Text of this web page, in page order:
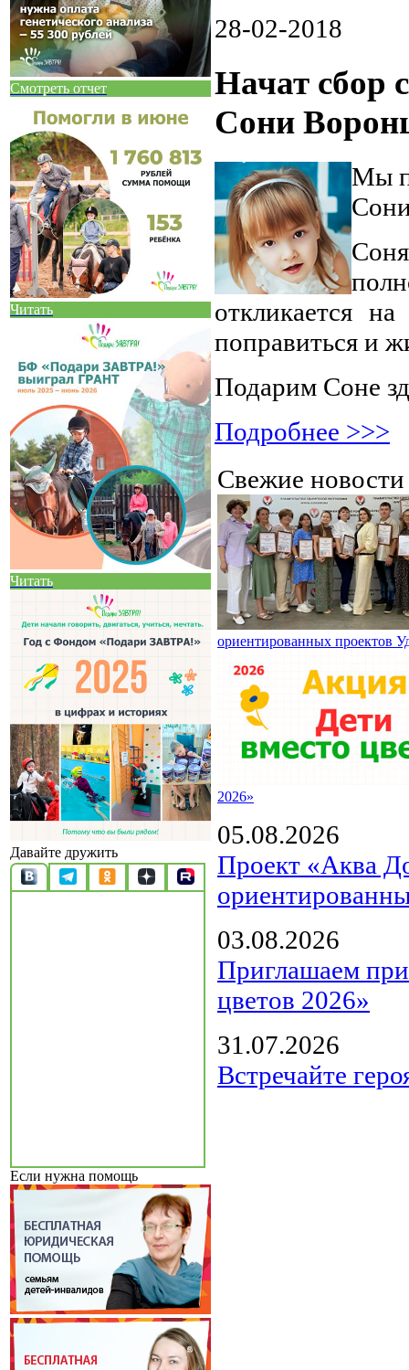
Смотреть отчет
Читать
Читать
Давайте дружить
Если нужна помощь
28-02-2018
Начат сбор
Сони
Мы
откликается
поправиться и
Подарим Соне
Подробнее >>>
Свежие
ориентированных проектов
2026»
05.08.2026
Проект «Аква
03.08.2026
Приглашаем
цветов 2026»
31.07.2026
Встречайте